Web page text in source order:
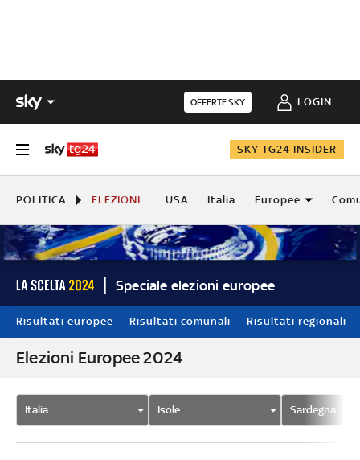
OFFERTE SKY LOGIN
SKY TG24 INSIDER
POLITICA ELEZIONI USA Italia Europee
Speciale elezioni europee
Risultati europee Risultati comunali Risultati regionali
Elezioni Europee 2024
Italia Isole Sardegna